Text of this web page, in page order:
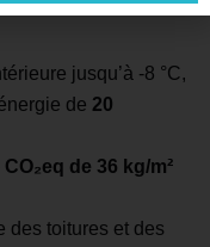
jusqu’à -8 °C,
de 20
de 36 kg/m²
des toitures et des